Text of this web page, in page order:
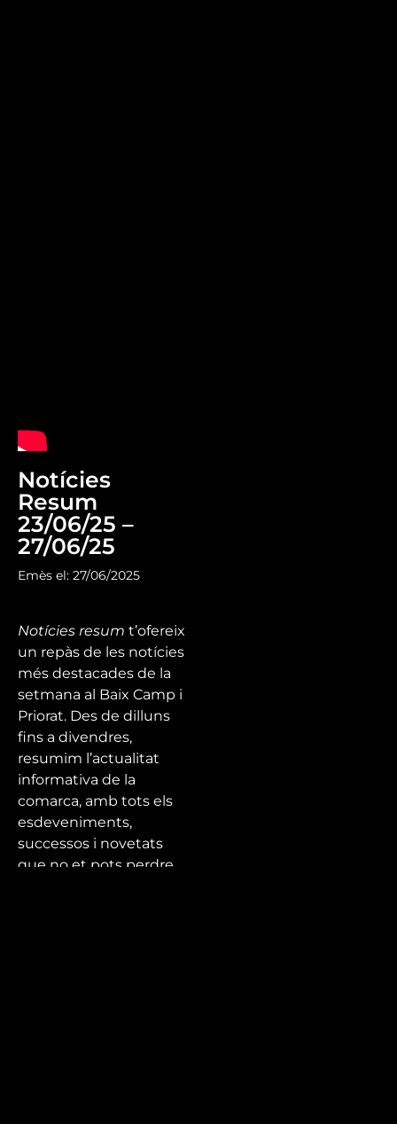
Notícies
Resum
23/06/25 –
27/06/25
Emès el: 27/06/2025
Notícies resum t’ofereix
un repàs de les notícies
més destacades de la
setmana al Baix Camp i
Priorat. Des de dilluns
fins a divendres,
resumim l’actualitat
informativa de la
comarca, amb tots els
esdeveniments,
successos i novetats
que no et pots perdre.